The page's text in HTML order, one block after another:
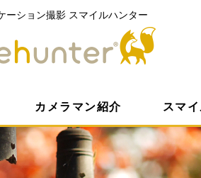
ーション撮影 スマイルハンター
カメラマン紹介 スマ